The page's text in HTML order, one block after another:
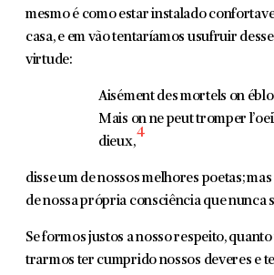
mesmo é como estar ins­talado
casa, e em vão tentaríamos usufruir
virtude:
Aisément des mortels on
Mais on ne peut tromper
dieux,
4
disse um de nossos melhores poetas;
de nossa própria consciência que nunca
Se formos justos a nosso respeito,
trarmos ter cumprido nossos deveres e